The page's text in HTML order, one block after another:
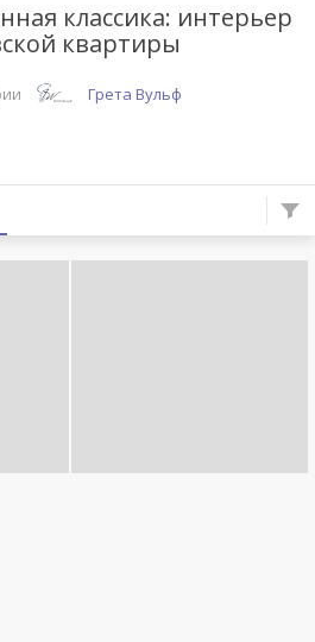
классика: интерьер
квартиры
Грета Вульф